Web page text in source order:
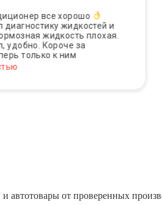
все хорошо
диагностику жидкостей и
жидкость плохая.
удобно. Короче за
только к ним
автотовары от проверенных